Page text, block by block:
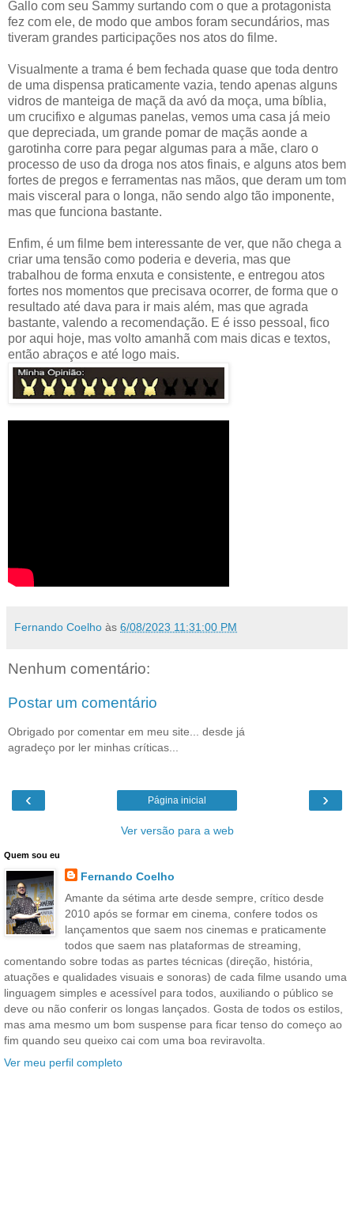
Gallo com seu Sammy surtando com o que a protagonista
fez com ele, de modo que ambos foram secundários, mas
tiveram grandes participações nos atos do filme.
Visualmente a trama é bem fechada quase que toda dentro
de uma dispensa praticamente vazia, tendo apenas alguns
vidros de manteiga de maçã da avó da moça, uma bíblia,
um crucifixo e algumas panelas, vemos uma casa já meio
que depreciada, um grande pomar de maçãs aonde a
garotinha corre para pegar algumas para a mãe, claro o
processo de uso da droga nos atos finais, e alguns atos bem
fortes de pregos e ferramentas nas mãos, que deram um tom
mais visceral para o longa, não sendo algo tão imponente,
mas que funciona bastante.
Enfim, é um filme bem interessante de ver, que não chega a
criar uma tensão como poderia e deveria, mas que
trabalhou de forma enxuta e consistente, e entregou atos
fortes nos momentos que precisava ocorrer, de forma que o
resultado até dava para ir mais além, mas que agrada
bastante, valendo a recomendação. E é isso pessoal, fico
por aqui hoje, mas volto amanhã com mais dicas e textos,
então abraços e até logo mais.
Fernando Coelho às 6/08/2023 11:31:00 PM
Nenhum comentário:
Postar um comentário
Obrigado por comentar em meu site... desde já
agradeço por ler minhas críticas...
‹ ›
Página inicial
Ver versão para a web
Quem sou eu
Fernando Coelho
Amante da sétima arte desde sempre, crítico desde
2010 após se formar em cinema, confere todos os
lançamentos que saem nos cinemas e praticamente
todos que saem nas plataformas de streaming,
comentando sobre todas as partes técnicas (direção, história,
atuações e qualidades visuais e sonoras) de cada filme usando uma
linguagem simples e acessível para todos, auxiliando o público se
deve ou não conferir os longas lançados. Gosta de todos os estilos,
mas ama mesmo um bom suspense para ficar tenso do começo ao
fim quando seu queixo cai com uma boa reviravolta.
Ver meu perfil completo